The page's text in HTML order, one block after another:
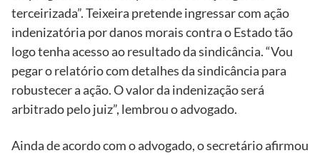
terceirizada”. Teixeira pretende ingressar com ação
indenizatória por danos morais contra o Estado tão
logo tenha acesso ao resultado da sindicância. “Vou
pegar o relatório com detalhes da sindicância para
robustecer a ação. O valor da indenização será
arbitrado pelo juiz”, lembrou o advogado.
Ainda de acordo com o advogado, o secretário afirmou